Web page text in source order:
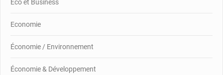
Eco et Business
Economie
Économie / Environnement
Économie & Développement